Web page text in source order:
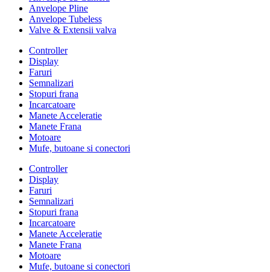
Anvelope Pline
Anvelope Tubeless
Valve & Extensii valva
Controller
Display
Faruri
Semnalizari
Stopuri frana
Incarcatoare
Manete Acceleratie
Manete Frana
Motoare
Mufe, butoane si conectori
Controller
Display
Faruri
Semnalizari
Stopuri frana
Incarcatoare
Manete Acceleratie
Manete Frana
Motoare
Mufe, butoane si conectori